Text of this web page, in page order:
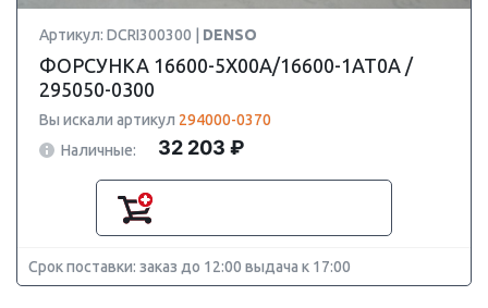
Артикул: DCRI300300 | DENSO
ФОРСУНКА 16600-5X00A/16600-1AT0A /
295050-0300
Вы искали артикул 294000-0370
Наличные:
32 203 ₽
Срок поставки: заказ до 12:00 выдача к 17:00